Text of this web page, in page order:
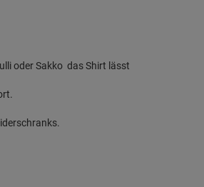
oder Sakko  das Shirt lässt